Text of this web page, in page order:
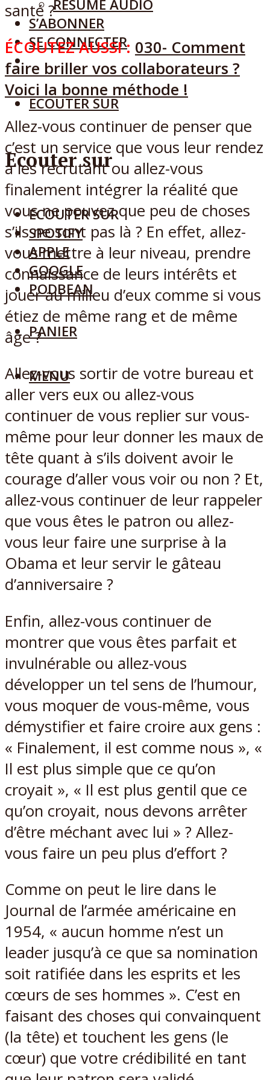
RÉSUMÉ AUDIO
S’ABONNER
SE CONNECTER
ECOUTER SUR
Ecouter sur
ECOUTER SUR
SPOTIFY
APPLE
GOOGLE
PODBEAN
PANIER
MENU
santé ?
ÉCOUTEZ AUSSI : 030- Comment
faire briller vos collaborateurs ?
Voici la bonne méthode !
Allez-vous continuer de penser que
c’est un service que vous leur rendez
à les recrutant ou allez-vous
finalement intégrer la réalité que
vous ne pouvez que peu de choses
s’ils ne sont pas là ? En effet, allez-
vous mettre à leur niveau, prendre
connaissance de leurs intérêts et
jouer au milieu d’eux comme si vous
étiez de même rang et de même
âge ?
Allez-vous sortir de votre bureau et
aller vers eux ou allez-vous
continuer de vous replier sur vous-
même pour leur donner les maux de
tête quant à s’ils doivent avoir le
courage d’aller vous voir ou non ? Et,
allez-vous continuer de leur rappeler
que vous êtes le patron ou allez-
vous leur faire une surprise à la
Obama et leur servir le gâteau
d’anniversaire ?
Enfin, allez-vous continuer de
montrer que vous êtes parfait et
invulnérable ou allez-vous
développer un tel sens de l’humour,
vous moquer de vous-même, vous
démystifier et faire croire aux gens :
« Finalement, il est comme nous », «
Il est plus simple que ce qu’on
croyait », « Il est plus gentil que ce
qu’on croyait, nous devons arrêter
d’être méchant avec lui » ? Allez-
vous faire un peu plus d’effort ?
Comme on peut le lire dans le
Journal de l’armée américaine en
1954, « aucun homme n’est un
leader jusqu’à ce que sa nomination
soit ratifiée dans les esprits et les
cœurs de ses hommes ». C’est en
faisant des choses qui convainquent
(la tête) et touchent les gens (le
cœur) que votre crédibilité en tant